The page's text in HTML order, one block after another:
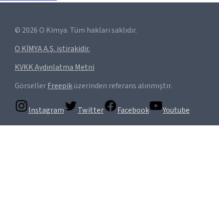
© 2026 O Kimya. Tüm hakları saklıdır.
O KİMYA A.Ş. iştirakidir.
KVKK Aydınlatma Metni
GörsellerFreepiküzerinden referans alınmıştır.
Instagram Twitter Facebook Youtube